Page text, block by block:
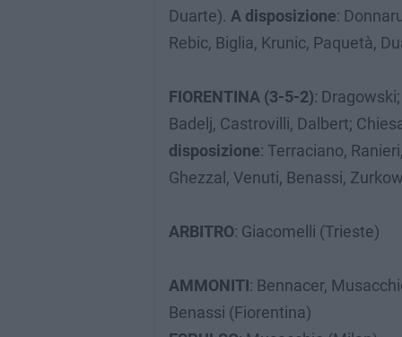
Duarte). A disposizione:
Rebic, Biglia, Krunic, Paquetà,
FIORENTINA (3-5-2):
Badelj, Castrovilli, Dalbert;
disposizione: Terraciano,
Ghezzal, Venuti, Benassi,
ARBITRO: Giacomelli (Trieste)
AMMONITI: Bennacer,
Benassi (Fiorentina)